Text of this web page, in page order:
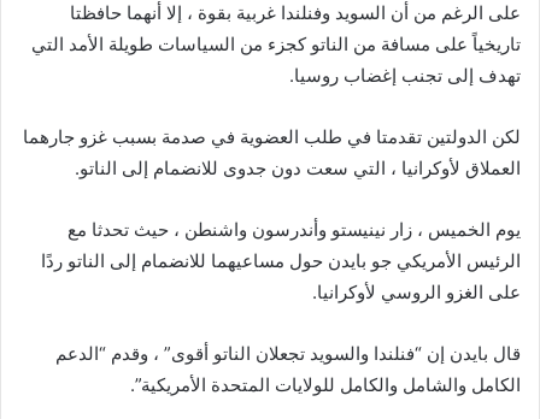
على الرغم من أن السويد وفنلندا غربية بقوة ، إلا أنهما حافظتا
تاريخياً على مسافة من الناتو كجزء من السياسات طويلة الأمد التي
تهدف إلى تجنب إغضاب روسيا.
لكن الدولتين تقدمتا في طلب العضوية في صدمة بسبب غزو جارهما
العملاق لأوكرانيا ، التي سعت دون جدوى للانضمام إلى الناتو.
يوم الخميس ، زار نينيستو وأندرسون واشنطن ، حيث تحدثا مع
الرئيس الأمريكي جو بايدن حول مساعيهما للانضمام إلى الناتو ردًا
على الغزو الروسي لأوكرانيا.
قال بايدن إن “فنلندا والسويد تجعلان الناتو أقوى” ، وقدم “الدعم
الكامل والشامل والكامل للولايات المتحدة الأمريكية”.